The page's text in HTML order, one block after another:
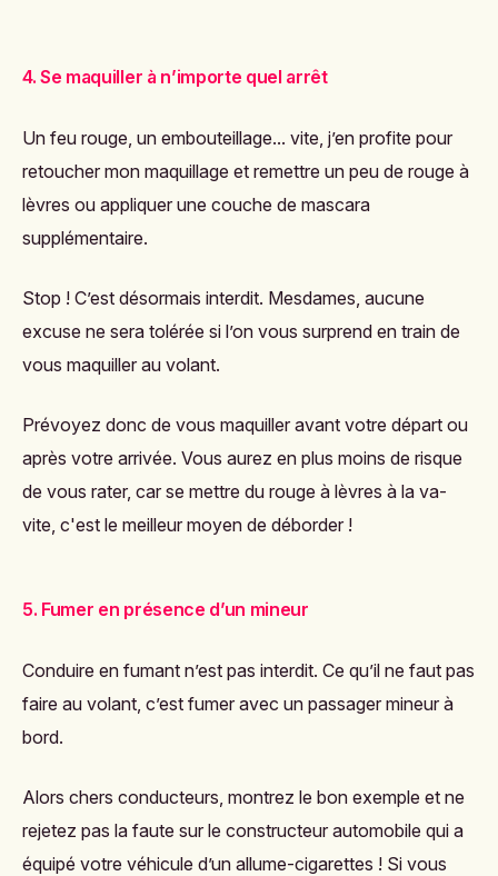
4. Se maquiller à n’importe quel arrêt
Un feu rouge, un embouteillage... vite, j’en profite pour
retoucher mon maquillage et remettre un peu de rouge à
lèvres ou appliquer une couche de mascara
supplémentaire.
Stop ! C’est désormais interdit. Mesdames, aucune
excuse ne sera tolérée si l’on vous surprend en train de
vous maquiller au volant.
Prévoyez donc de vous maquiller avant votre départ ou
après votre arrivée. Vous aurez en plus moins de risque
de vous rater, car se mettre du rouge à lèvres à la va-
vite, c'est le meilleur moyen de déborder !
5. Fumer en présence d’un mineur
Conduire en fumant n’est pas interdit. Ce qu’il ne faut pas
faire au volant, c’est fumer avec un passager mineur à
bord.
Alors chers conducteurs, montrez le bon exemple et ne
rejetez pas la faute sur le constructeur automobile qui a
équipé votre véhicule d’un allume-cigarettes ! Si vous